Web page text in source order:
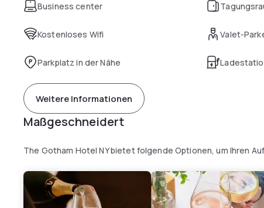
Business center
Kostenloses Wifi Valet-
Parkplatz in der Nähe
Weitere Informationen
Maßgeschneidert
The Gotham Hotel NY bietet folgende Optionen, um Ihren